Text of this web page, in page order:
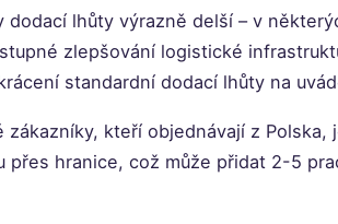
dodací lhůty výrazně delší – v
zlepšování logistické
standardní dodací lhůty na
zákazníky, kteří objednávají z
přes hranice, což může přidat 2-5